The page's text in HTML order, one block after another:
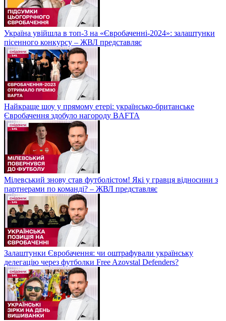
Україна увійшла в топ-3 на «Євробаченні-2024»: залаштунки
пісенного конкурсу – ЖВЛ представляє
Найкраще шоу у прямому етері: українсько-британське
Євробачення здобуло нагороду BAFTA
Мілевський знову став футболістом! Які у гравця відносини з
партнерами по команді? – ЖВЛ представляє
Залаштунки Євробачення: чи оштрафували українську
делегацію через футболки Free Azovstal Defenders?